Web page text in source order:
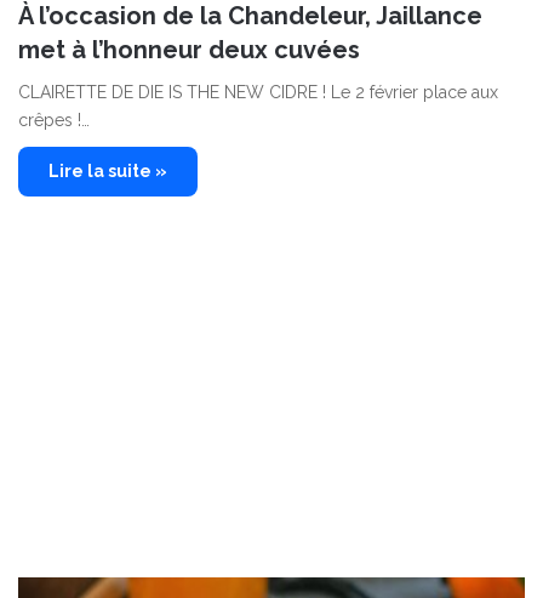
À l’occasion de la Chandeleur, Jaillance
met à l’honneur deux cuvées
CLAIRETTE DE DIE IS THE NEW CIDRE ! Le 2 février place aux
crêpes !…
Lire la suite »